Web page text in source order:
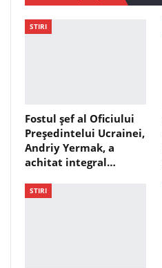
STIRI
Fostul șef al Oficiului
Președintelui Ucrainei,
Andriy Yermak, a
achitat integral…
STIRI